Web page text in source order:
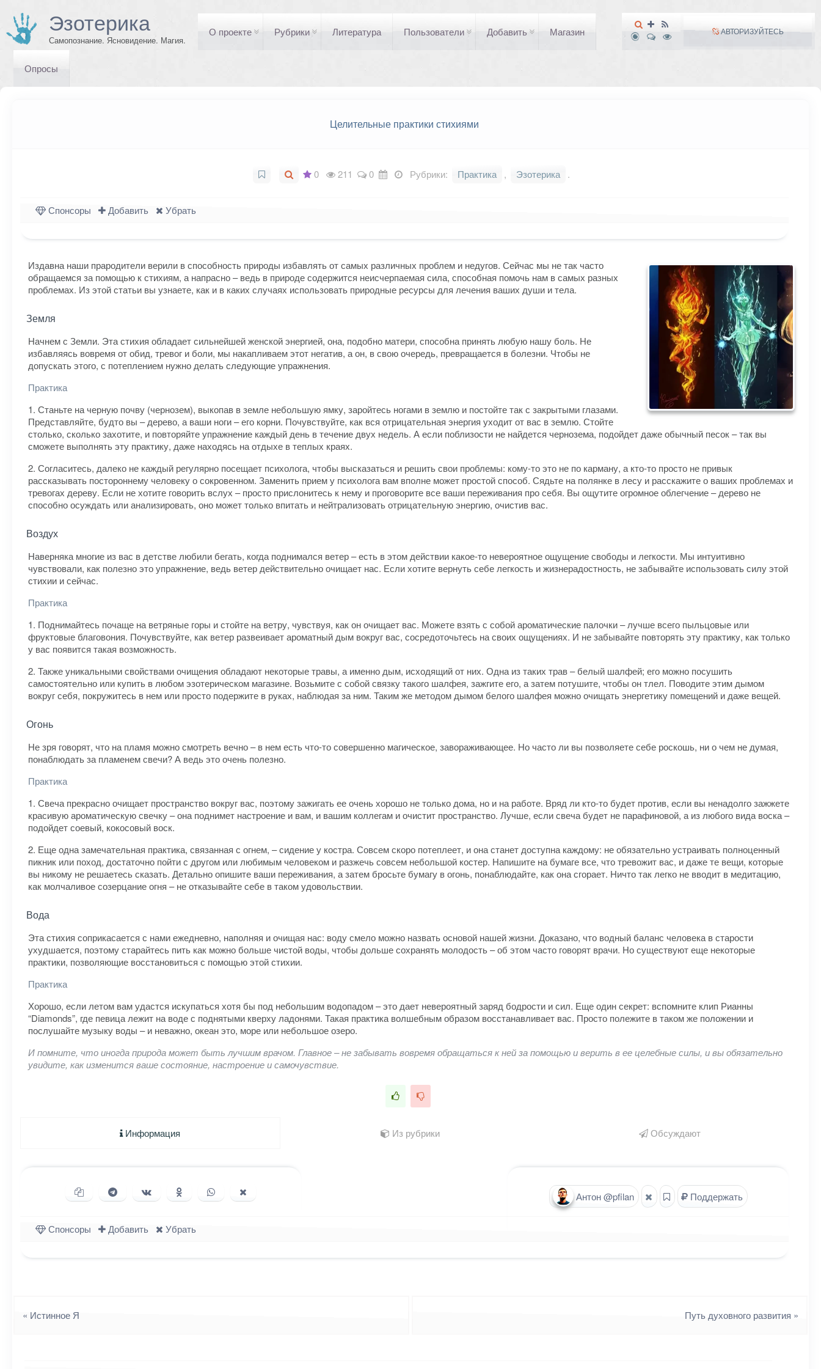
Эзотерика
Самопознание. Ясновидение. Магия.
АВТОРИЗУЙТЕСЬ
О проекте Рубрики Литература Пользователи Добавить Магазин
Опросы
Целительные практики стихиями
0 211 0 Рубрики: Практика , Эзотерика .
Спонсоры Добавить Убрать
Издавна наши прародители верили в способность природы избавлять от самых различных проблем и недугов. Сейчас мы не так часто
обращаемся за помощью к стихиям, а напрасно – ведь в природе содержится неисчерпаемая сила, способная помочь нам в самых разных
проблемах. Из этой статьи вы узнаете, как и в каких случаях использовать природные ресурсы для лечения ваших души и тела.
Земля
Начнем с Земли. Эта стихия обладает сильнейшей женской энергией, она, подобно матери, способна принять любую нашу боль. Не
избавляясь вовремя от обид, тревог и боли, мы накапливаем этот негатив, а он, в свою очередь, превращается в болезни. Чтобы не
допускать этого, с потеплением нужно делать следующие упражнения.
Практика
1. Станьте на черную почву (чернозем), выкопав в земле небольшую ямку, заройтесь ногами в землю и постойте так с закрытыми глазами.
Представляйте, будто вы – дерево, а ваши ноги – его корни. Почувствуйте, как вся отрицательная энергия уходит от вас в землю. Стойте
столько, сколько захотите, и повторяйте упражнение каждый день в течение двух недель. А если поблизости не найдется чернозема, подойдет даже обычный песок – так вы
сможете выполнять эту практику, даже находясь на отдыхе в теплых краях.
2. Согласитесь, далеко не каждый регулярно посещает психолога, чтобы высказаться и решить свои проблемы: кому-то это не по карману, а кто-то просто не привык
рассказывать постороннему человеку о сокровенном. Заменить прием у психолога вам вполне может простой способ. Сядьте на полянке в лесу и расскажите о ваших проблемах и
тревогах дереву. Если не хотите говорить вслух – просто прислонитесь к нему и проговорите все ваши переживания про себя. Вы ощутите огромное облегчение – дерево не
способно осуждать или анализировать, оно может только впитать и нейтрализовать отрицательную энергию, очистив вас.
Воздух
Наверняка многие из вас в детстве любили бегать, когда поднимался ветер – есть в этом действии какое-то невероятное ощущение свободы и легкости. Мы интуитивно
чувствовали, как полезно это упражнение, ведь ветер действительно очищает нас. Если хотите вернуть себе легкость и жизнерадостность, не забывайте использовать силу этой
стихии и сейчас.
Практика
1. Поднимайтесь почаще на ветряные горы и стойте на ветру, чувствуя, как он очищает вас. Можете взять с собой ароматические палочки – лучше всего пыльцовые или
фруктовые благовония. Почувствуйте, как ветер развеивает ароматный дым вокруг вас, сосредоточьтесь на своих ощущениях. И не забывайте повторять эту практику, как только
у вас появится такая возможность.
2. Также уникальными свойствами очищения обладают некоторые травы, а именно дым, исходящий от них. Одна из таких трав – белый шалфей; его можно посушить
самостоятельно или купить в любом эзотерическом магазине. Возьмите с собой связку такого шалфея, зажгите его, а затем потушите, чтобы он тлел. Поводите этим дымом
вокруг себя, покружитесь в нем или просто подержите в руках, наблюдая за ним. Таким же методом дымом белого шалфея можно очищать энергетику помещений и даже вещей.
Огонь
Не зря говорят, что на пламя можно смотреть вечно – в нем есть что-то совершенно магическое, завораживающее. Но часто ли вы позволяете себе роскошь, ни о чем не думая,
понаблюдать за пламенем свечи? А ведь это очень полезно.
Практика
1. Свеча прекрасно очищает пространство вокруг вас, поэтому зажигать ее очень хорошо не только дома, но и на работе. Вряд ли кто-то будет против, если вы ненадолго зажжете
красивую ароматическую свечку – она поднимет настроение и вам, и вашим коллегам и очистит пространство. Лучше, если свеча будет не парафиновой, а из любого вида воска –
подойдет соевый, кокосовый воск.
2. Еще одна замечательная практика, связанная с огнем, – сидение у костра. Совсем скоро потеплеет, и она станет доступна каждому: не обязательно устраивать полноценный
пикник или поход, достаточно пойти с другом или любимым человеком и разжечь совсем небольшой костер. Напишите на бумаге все, что тревожит вас, и даже те вещи, которые
вы никому не решаетесь сказать. Детально опишите ваши переживания, а затем бросьте бумагу в огонь, понаблюдайте, как она сгорает. Ничто так легко не вводит в медитацию,
как молчаливое созерцание огня – не отказывайте себе в таком удовольствии.
Вода
Эта стихия соприкасается с нами ежедневно, наполняя и очищая нас: воду смело можно назвать основой нашей жизни. Доказано, что водный баланс человека в старости
ухудшается, поэтому старайтесь пить как можно больше чистой воды, чтобы дольше сохранять молодость – об этом часто говорят врачи. Но существуют еще некоторые
практики, позволяющие восстановиться с помощью этой стихии.
Практика
Хорошо, если летом вам удастся искупаться хотя бы под небольшим водопадом – это дает невероятный заряд бодрости и сил. Еще один секрет: вспомните клип Рианны
“Diamonds”, где певица лежит на воде с поднятыми кверху ладонями. Такая практика волшебным образом восстанавливает вас. Просто полежите в таком же положении и
послушайте музыку воды – и неважно, океан это, море или небольшое озеро.
И помните, что иногда природа может быть лучшим врачом. Главное – не забывать вовремя обращаться к ней за помощью и верить в ее целебные силы, и вы обязательно
увидите, как изменится ваше состояние, настроение и самочувствие.
Информация Из рубрики Обсуждают
Антон @pfilan Поддержать
Копировать ссылкуПоделиться в Telegram
Поделиться ВКонтакте
Поделиться в Одноклассниках
Поделиться в WhatsApp
Спонсоры Добавить Убрать
« Истинное Я Путь духовного развития »